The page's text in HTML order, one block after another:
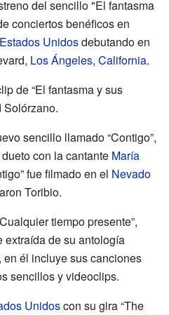
del sencillo "El fantasma
conciertos benéficos en
Estados Unidosdebutando en
Los Ángeles, California.
de “El fantasma y sus
Solórzano.
sencillo llamado “Contigo”,
con la cantante María
fue filmado en el Nevado
Toribio.
tiempo presente”,
extraída de su antología
en él incluye sus canciones
sencillos y videoclips.
Unidoscon su gira “The